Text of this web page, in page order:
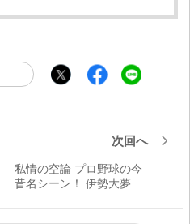
次回へ
私情の空論 プロ野球の今
昔名シーン！ 伊勢大夢